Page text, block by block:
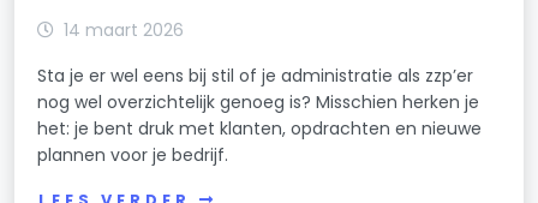
14 maart 2026
Sta je er wel eens bij stil of je administratie als zzp’er
nog wel overzichtelijk genoeg is? Misschien herken je
het: je bent druk met klanten, opdrachten en nieuwe
plannen voor je bedrijf.